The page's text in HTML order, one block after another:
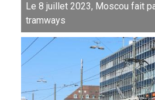
Le 8 juillet 2023, Moscou fait
tramways